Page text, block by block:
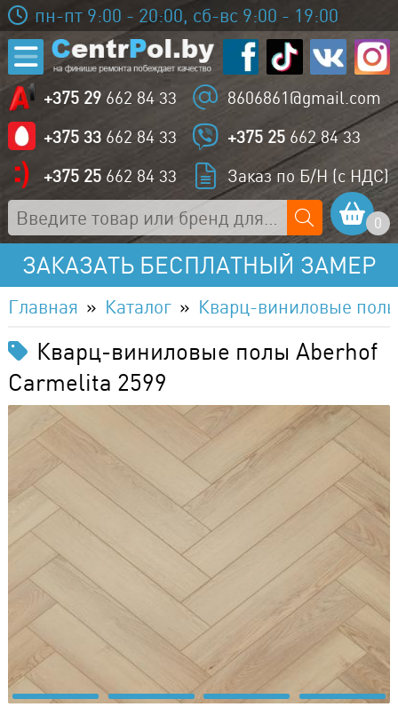
пн-пт 9:00 - 20:00, сб-вс 9:00 - 19:00
+375 29 662 84 33
8606861@gmail.com
+375 33 662 84 33 +375 25 662 84 33
+375 25 662 84 33 Заказ по Б/Н (с НДС)
0
ЗАКАЗАТЬ БЕСПЛАТНЫЙ ЗАМЕР
Главная Каталог Кварц-виниловые
Кварц-виниловые полы Aberhof
Carmelita 2599